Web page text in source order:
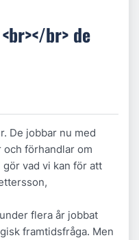
br> de
De jobbar nu med
förhandlar om
vad vi kan för att
flera år jobbat
framtidsfråga. Men